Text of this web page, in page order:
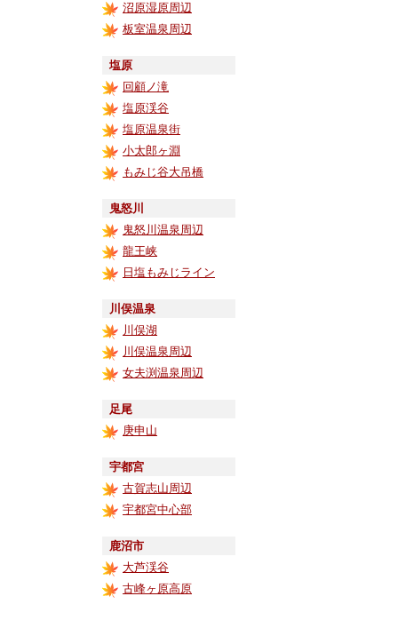
沼原湿原周辺
板室温泉周辺
塩原
回顧ノ滝
塩原渓谷
塩原温泉街
小太郎ヶ淵
もみじ谷大吊橋
鬼怒川
鬼怒川温泉周辺
龍王峡
日塩もみじライン
川俣温泉
川俣湖
川俣温泉周辺
女夫渕温泉周辺
足尾
庚申山
宇都宮
古賀志山周辺
宇都宮中心部
鹿沼市
大芦渓谷
古峰ヶ原高原